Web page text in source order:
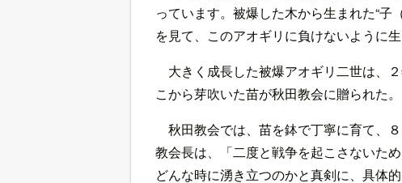
っています。被爆した木から生まれた“
を見て、このアオギリに負けないように
大きく成長した被爆アオギリ二世は、
こから芽吹いた苗が秋田教会に贈られた。
秋田教会では、苗を鉢で丁寧に育て、
教会長は、「二度と戦争を起こさないた
どんな時に湧き立つのかと真剣に、具体